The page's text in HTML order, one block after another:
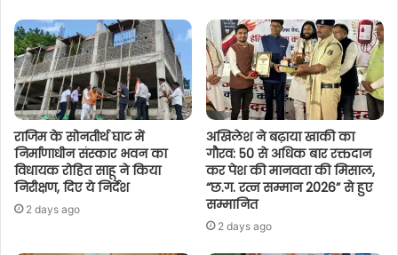
राजिम के सोनतीर्थ घाट में
निर्माणाधीन संस्कार भवन का
विधायक रोहित साहू ने किया
निरीक्षण, दिए ये निर्देश
2 days ago
अखिलेश ने बढ़ाया खाकी का
गौरव: 50 से अधिक बार रक्तदान
कर पेश की मानवता की मिसाल,
“छ.ग. रत्न सम्मान 2026” से हुए
सम्मानित
2 days ago